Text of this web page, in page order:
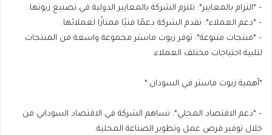
– *التزام بالمعايير*: تلتزم الشركة بالمعايير الدولية في تصنيع زيوتها.
– *دعم العملاء*: تقدم الشركة دعمًا فنيًا ممتازًا لعملائها.
– *منتجات متنوعة*: توفر زيوت ماستر مجموعة واسعة من المنتجات
لتلبية احتياجات مختلف العملاء.
*أهمية زيوت ماستر في السودان:*
– *دعم الاقتصاد المحلي*: تساهم الشركة في الاقتصاد السوداني من
خلال توفير فرص عمل وتطوير الصناعة المحلية.